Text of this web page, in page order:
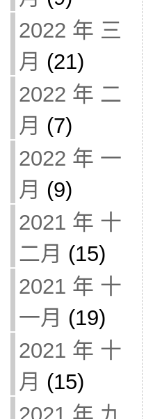
2022 年 三
月 (21)
2022 年 二
月 (7)
2022 年 一
月 (9)
2021 年 十
二月 (15)
2021 年 十
一月 (19)
2021 年 十
月 (15)